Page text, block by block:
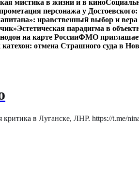
мистика в жизни и в кино
персонажа у
нравственный выбор и вера
Эстетическая парадигма в
на карте РоссииФМО приглашает
отмена Страшного суда в
критика в Луганске, ЛНР. https://t.me/